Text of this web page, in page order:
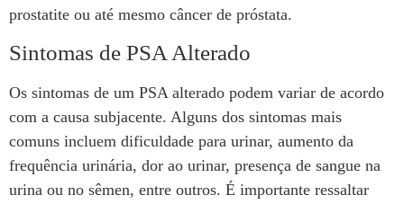
prostatite ou até mesmo câncer de próstata.
Sintomas de PSA Alterado
Os sintomas de um PSA alterado podem variar de acordo
com a causa subjacente. Alguns dos sintomas mais
comuns incluem dificuldade para urinar, aumento da
frequência urinária, dor ao urinar, presença de sangue na
urina ou no sêmen, entre outros. É importante ressaltar